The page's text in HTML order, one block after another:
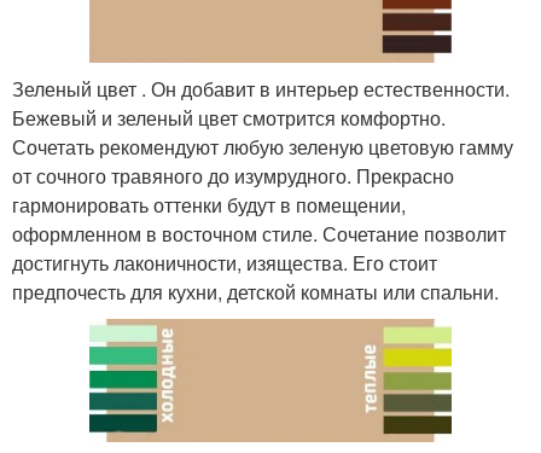
Зеленый цвет . Он добавит в интерьер естественности.
Бежевый и зеленый цвет смотрится комфортно.
Сочетать рекомендуют любую зеленую цветовую гамму
от сочного травяного до изумрудного. Прекрасно
гармонировать оттенки будут в помещении,
оформленном в восточном стиле. Сочетание позволит
достигнуть лаконичности, изящества. Его стоит
предпочесть для кухни, детской комнаты или спальни.